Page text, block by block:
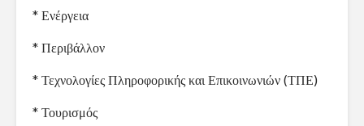
* Ενέργεια
* Περιβάλλον
* Τεχνολογίες Πληροφορικής και Επικοινωνιών (ΤΠΕ)
* Τουρισμός